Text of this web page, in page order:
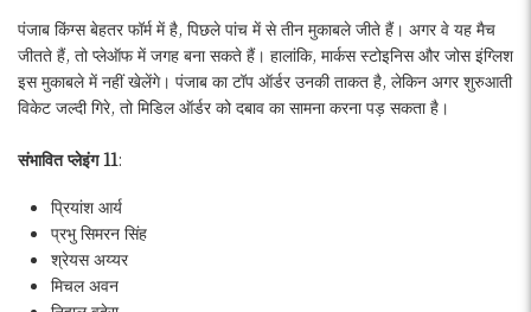
पंजाब किंग्स बेहतर फॉर्म में है, पिछले पांच में से तीन मुकाबले जीते हैं। अगर वे यह मैच
जीतते हैं, तो प्लेऑफ में जगह बना सकते हैं। हालांकि, मार्कस स्टोइनिस और जोस इंग्लिश
इस मुकाबले में नहीं खेलेंगे। पंजाब का टॉप ऑर्डर उनकी ताकत है, लेकिन अगर शुरुआती
विकेट जल्दी गिरे, तो मिडिल ऑर्डर को दबाव का सामना करना पड़ सकता है।
संभावित प्लेइंग 11:
प्रियांश आर्य
प्रभु सिमरन सिंह
श्रेयस अय्यर
मिचल अवन